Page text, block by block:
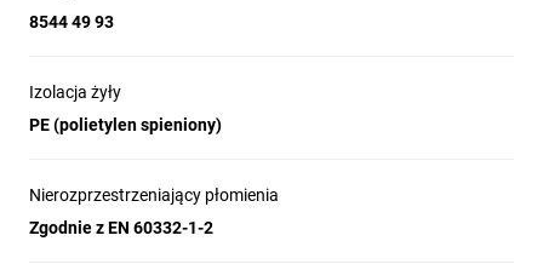
Powłoka zewnętrzna: PVC, kolor czarny; przybliżona
płomienia zgodnie z EN 60332-1-2.
Temperatury pracy: układany na stałe od -40°C do 80°C;
Właściwości sygnałowe: niska tłumienność falowa,
przeznaczony do transmisji danych w standardach BUS.
8544 49 93
Izolacja żyły
PE (polietylen spieniony)
Nierozprzestrzeniający płomienia
Zgodnie z EN 60332-1-2